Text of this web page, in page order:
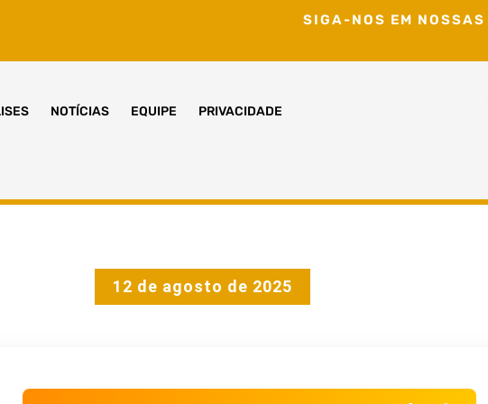
SIGA-NOS EM
NOTÍCIAS EQUIPE PRIVACIDADE
12 de agosto de 2025